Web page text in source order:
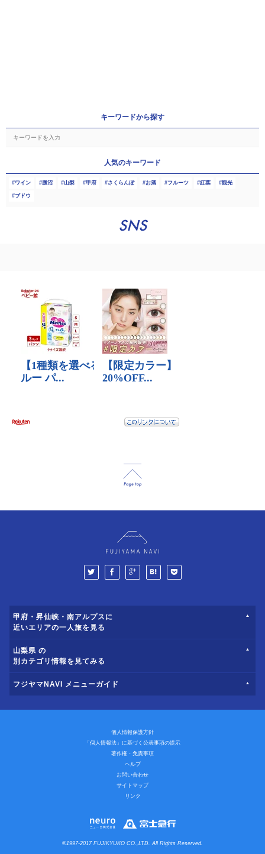
キーワードから探す
人気のキーワード
ワイン 勝沼 山梨 甲府 さくらんぼ お酒 フルーツ 紅葉 観光
ブドウ
SNS
甲府・昇仙峡・南アルプスに
近いエリアの一人旅を見る
山梨県 の
別カテゴリ情報を見てみる
フジヤマNAVI メニューガイド
個人情報保護方針
「個人情報法」に基づく公表事項の提示
著作権・免責事項
ヘルプ
お問い合わせ
サイトマップ
リンク
©1997-2017 FUJIKYUKO CO.,LTD. All Rights Reserved.